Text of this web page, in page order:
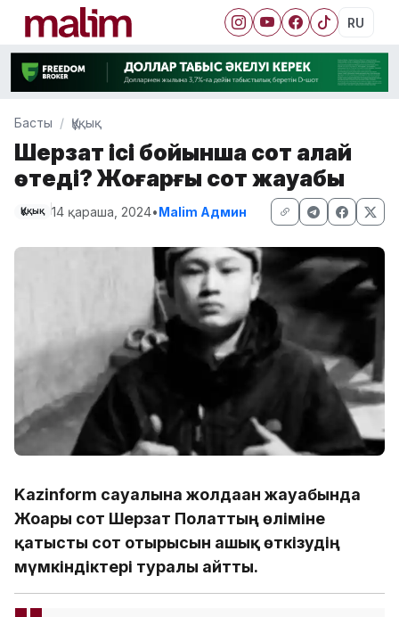
RU
Басты Құқық
Шерзат ісі бойынша сот қалай
өтеді? Жоғарғы сот жауабы
Құқық 14 қараша, 2024•Malim Админ
Kazinform сауалына жолдаған жауабында
Жоғарғы сот Шерзат Полаттың өліміне
қатысты сот отырысын ашық өткізудің
мүмкіндіктері туралы айтты.